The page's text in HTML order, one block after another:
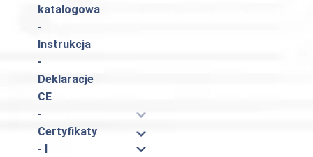
katalogowa
-
Instrukcja
-
Deklaracje
CE
-
Certyfikaty
- I